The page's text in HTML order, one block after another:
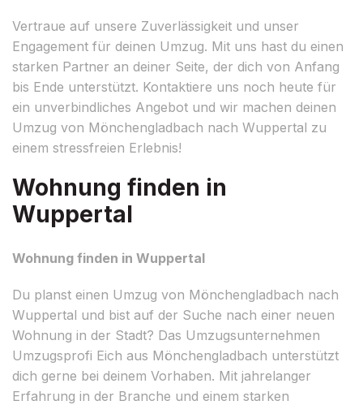
Vertraue auf unsere Zuverlässigkeit und unser
Engagement für deinen Umzug. Mit uns hast du einen
starken Partner an deiner Seite, der dich von Anfang
bis Ende unterstützt. Kontaktiere uns noch heute für
ein unverbindliches Angebot und wir machen deinen
Umzug von Mönchengladbach nach Wuppertal zu
einem stressfreien Erlebnis!
Wohnung finden in
Wuppertal
Wohnung finden in Wuppertal
Du planst einen Umzug von Mönchengladbach nach
Wuppertal und bist auf der Suche nach einer neuen
Wohnung in der Stadt? Das Umzugsunternehmen
Umzugsprofi Eich aus Mönchengladbach unterstützt
dich gerne bei deinem Vorhaben. Mit jahrelanger
Erfahrung in der Branche und einem starken